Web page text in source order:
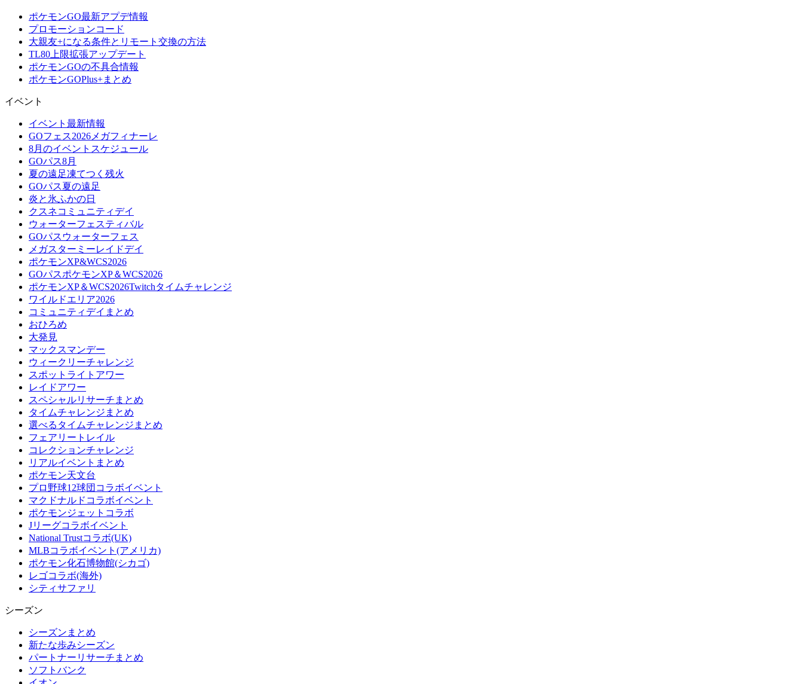
ポケモンGO最新アプデ情報
プロモーションコード
大親友+になる条件とリモート交換の方法
TL80上限拡張アップデート
ポケモンGOの不具合情報
ポケモンGOPlus+まとめ
イベント
イベント最新情報
GOフェス2026メガフィナーレ
8月のイベントスケジュール
GOパス8月
夏の遠足凍てつく残火
GOパス夏の遠足
炎と氷ふかの日
クスネコミュニティデイ
ウォーターフェスティバル
GOパスウォーターフェス
メガスターミーレイドデイ
ポケモンXP&WCS2026
GOパスポケモンXP＆WCS2026
ポケモンXP＆WCS2026Twitchタイムチャレンジ
ワイルドエリア2026
コミュニティデイまとめ
おひろめ
大発見
マックスマンデー
ウィークリーチャレンジ
スポットライトアワー
レイドアワー
スペシャルリサーチまとめ
タイムチャレンジまとめ
選べるタイムチャレンジまとめ
フェアリートレイル
コレクションチャレンジ
リアルイベントまとめ
ポケモン天文台
プロ野球12球団コラボイベント
マクドナルドコラボイベント
ポケモンジェットコラボ
Jリーグコラボイベント
National Trustコラボ(UK)
MLBコラボイベント(アメリカ)
ポケモン化石博物館(シカゴ)
レゴコラボ(海外)
シティサファリ
シーズン
シーズンまとめ
新たな歩みシーズン
パートナーリサーチまとめ
ソフトバンク